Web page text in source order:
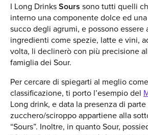
I Long DrinksSours sono tutti quelli
interno una componente dolce ed
succo degli agrumi, e possono essere
ingredienti come spezie, latte e vini,
volta, li declinerò con più precisione
famiglia dei Sour.
Per cercare di spiegarti al meglio
classificazione, ti porto l’esempio del
Long drink, e data la presenza di
zucchero/sciroppo appartiene alla
“Sours”. Inoltre, in quanto Sour,